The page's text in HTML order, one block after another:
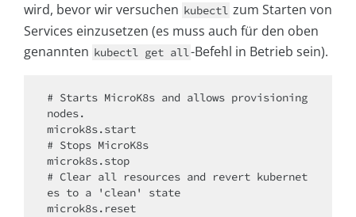
wird, bevor wir versuchen kubectl zum Starten von
Services einzusetzen (es muss auch für den oben
genannten kubectl get all-Befehl in Betrieb sein).
# Starts MicroK8s and allows provisioning
nodes.
microk8s.start
# Stops MicroK8s
microk8s.stop
# Clear all resources and revert kubernet
es to a 'clean' state
microk8s.reset